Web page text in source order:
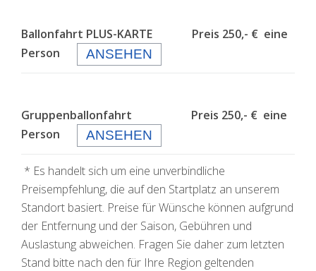
Ballonfahrt PLUS-KARTE Preis 250,- € eine
Person
ANSEHEN
Gruppenballonfahrt Preis 250,- € eine
Person
ANSEHEN
* Es handelt sich um eine unverbindliche
Preisempfehlung, die auf den Startplatz an unserem
Standort basiert. Preise für Wünsche können aufgrund
der Entfernung und der Saison, Gebühren und
Auslastung abweichen. Fragen Sie daher zum letzten
Stand bitte nach den für Ihre Region geltenden